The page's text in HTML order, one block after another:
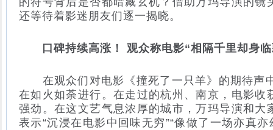
还等待着影迷朋友们逐一揭晓。
口碑持续高涨！ 观众称电影“相隔千里却身
在观众们对电影《撞死了一只羊》的期待声
在如火如荼进行。在走过的杭州、南京，电影收
强劲。在这文艺气息浓厚的城市，万玛导演和大
表示“沉浸在电影中回味无穷”“像做了一场亦真